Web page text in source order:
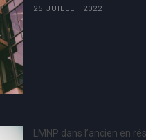
25 JUILLET 2022
LMNP dans l’ancien en